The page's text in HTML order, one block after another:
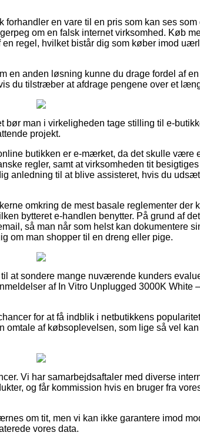
forhandler en vare til en pris som kan ses
om en falsk internet virksomhed. Køb
regel, hvilket bistår dig som køber imod
en anden løsning kunne du drage fordel af en
du tilstræber at afdrage pengene over et
bør man i virkeligheden tage stilling til e-
projekt.
butikken er e-mærket, da det skulle være
regler, samt at virksomheden tit
anledning til at blive assisteret, hvis du
omkring de mest basale reglementer der
bytteret e-handlen benytter. På grund af
så man når som helst kan dokumentere
om man shopper til en dreng eller pige.
at sondere mange nuværende kunders
af In Vitro Unplugged 3000K White
for at få indblik i netbutikkens
af købsoplevelsen, som lige så vel
Vi har samarbejdsaftaler med diverse
og får kommission hvis en bruger fra
om tit, men vi kan ikke garantere imod
vores data.